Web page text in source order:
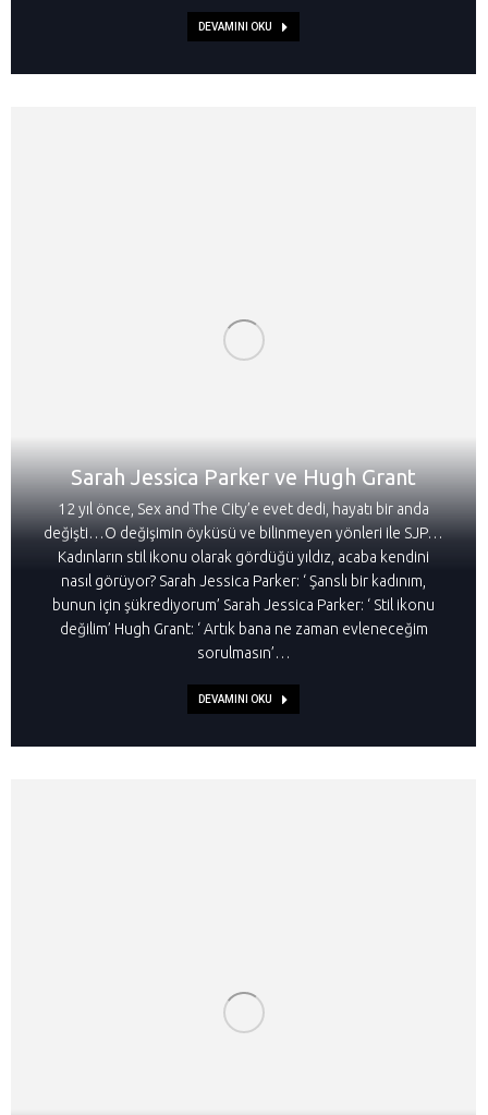
DEVAMINI OKU
Sarah Jessica Parker ve Hugh Grant
12 yıl önce, Sex and The City’e evet dedi, hayatı bir anda
değişti…O değişimin öyküsü ve bilinmeyen yönleri ile SJP…
Kadınların stil ikonu olarak gördüğü yıldız, acaba kendini
nasıl görüyor? Sarah Jessica Parker: ‘ Şanslı bir kadınım,
bunun için şükrediyorum’ Sarah Jessica Parker: ‘ Stil ikonu
değilim’ Hugh Grant: ‘ Artık bana ne zaman evleneceğim
sorulmasın’…
DEVAMINI OKU